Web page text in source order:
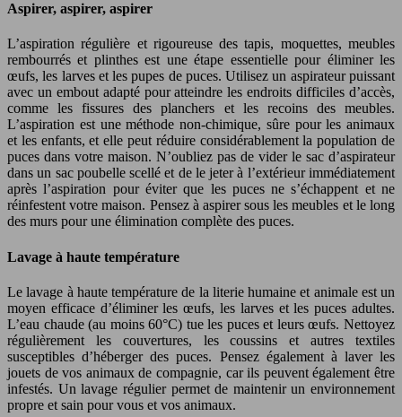
Aspirer, aspirer, aspirer
L’aspiration régulière et rigoureuse des tapis, moquettes, meubles
rembourrés et plinthes est une étape essentielle pour éliminer les
œufs, les larves et les pupes de puces. Utilisez un aspirateur puissant
avec un embout adapté pour atteindre les endroits difficiles d’accès,
comme les fissures des planchers et les recoins des meubles.
L’aspiration est une méthode non-chimique, sûre pour les animaux
et les enfants, et elle peut réduire considérablement la population de
puces dans votre maison. N’oubliez pas de vider le sac d’aspirateur
dans un sac poubelle scellé et de le jeter à l’extérieur immédiatement
après l’aspiration pour éviter que les puces ne s’échappent et ne
réinfestent votre maison. Pensez à aspirer sous les meubles et le long
des murs pour une élimination complète des puces.
Lavage à haute température
Le lavage à haute température de la literie humaine et animale est un
moyen efficace d’éliminer les œufs, les larves et les puces adultes.
L’eau chaude (au moins 60°C) tue les puces et leurs œufs. Nettoyez
régulièrement les couvertures, les coussins et autres textiles
susceptibles d’héberger des puces. Pensez également à laver les
jouets de vos animaux de compagnie, car ils peuvent également être
infestés. Un lavage régulier permet de maintenir un environnement
propre et sain pour vous et vos animaux.